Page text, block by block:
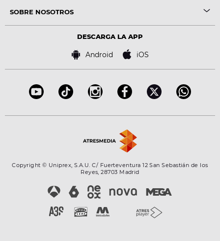
SOBRE NOSOTROS
DESCARGA LA APP
Android iOS
Copyright © Uniprex, S.A.U. C/ Fuerteventura 12 San Sebastián de los
Reyes, 28703 Madrid